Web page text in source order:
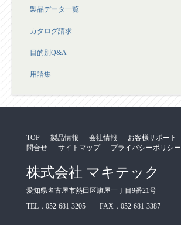
製品データ一覧
カタログ請求
目的別Q&A
用語集
TOP 製品情報 会社情報 お客様サポート
問合せ
サイトマップ プライバシーポリシー
株式会社 マキテック
愛知県名古屋市熱田区旗屋一丁目9番21号
TEL．052-681-3205 FAX．052-681-3387